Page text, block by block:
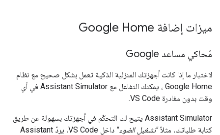
ميزات إضافة Google Home
مُحاكي مساعد Google
لاختبار ما إذا كانت أجهزتك المنزلية الذكية تعمل بشكل صحيح مع نظام
Google Home ، يمكنك التفاعل مع
Assistant Simulator في أي
وقت بدون مغادرة VS Code.
Assistant Simulator يتيح لك التحكّم في أجهزتك بسهولة عن طريق
كتابة طلباتك، مثلاً"تشغيل الضوء" داخل VS Code، يردّ
Assistant